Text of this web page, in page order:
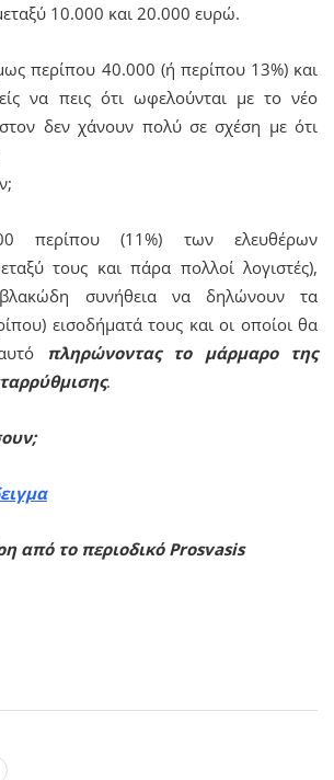
10.000 και 20.000 ευρώ.
περίπου 40.000 (ή περίπου 13%) και
να πεις ότι ωφελούνται με το νέο
δεν χάνουν πολύ σε σχέση με ότι
περίπου (11%) των ελευθέρων
τους και πάρα πολλοί λογιστές),
συνήθεια να δηλώνουν τα
εισοδήματά τους και οι οποίοι θα
πληρώνοντας το μάρμαρο της
.
από το περιοδικό Prosvasis